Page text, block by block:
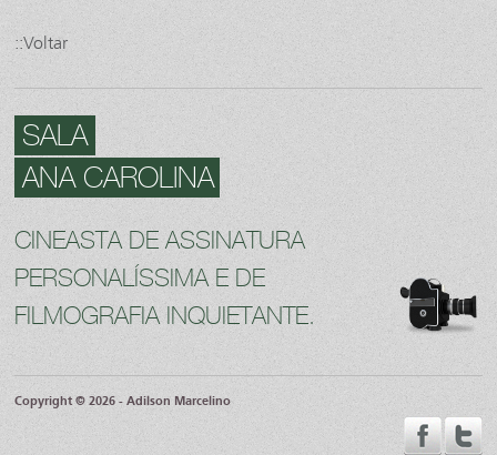
::Voltar
SALA
ANA CAROLINA
CINEASTA DE ASSINATURA
PERSONALÍSSIMA E DE
FILMOGRAFIA INQUIETANTE.
Copyright © 2026 - Adilson Marcelino